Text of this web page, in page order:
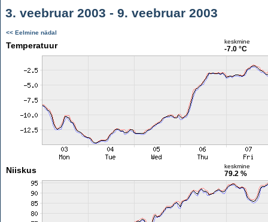
3. veebruar 2003 - 9. veebruar 2003
<< Eelmine nädal
Temperatuur keskmine
-7.0 °C
Niiskus keskmine
79.2 %